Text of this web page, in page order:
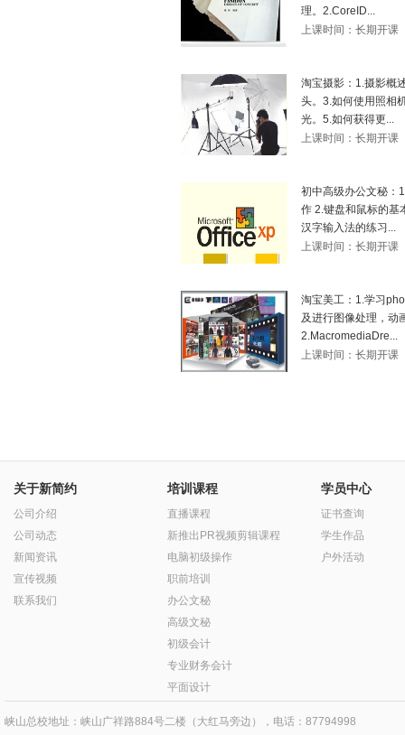
理。2.CoreID...
上课时间：长期开课
淘宝摄影：1.摄影概
头。3.如何使用照相
光。5.如何获得更...
上课时间：长期开课
初中高级办公文秘：
作 2.键盘和鼠标的基
汉字输入法的练习...
上课时间：长期开课
淘宝美工：1.学习
及进行图像处理，动
2.MacromediaDre...
上课时间：长期开课
关于新简约
公司介绍
公司动态
新闻资讯
宣传视频
联系我们
培训课程
直播课程
新推出PR视频剪辑课程
电脑初级操作
职前培训
办公文秘
高级文秘
初级会计
专业财务会计
平面设计
学员中心
证书查询
学生作品
户外活动
峡山总校地址：峡山广祥路884号二楼（大红马旁边），电话：87794998